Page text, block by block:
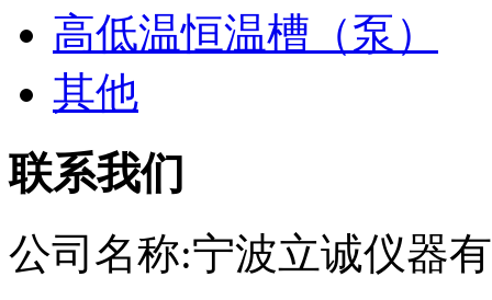
高低温恒温槽（泵）
其他
联系我们
公司名称:宁波立诚仪器